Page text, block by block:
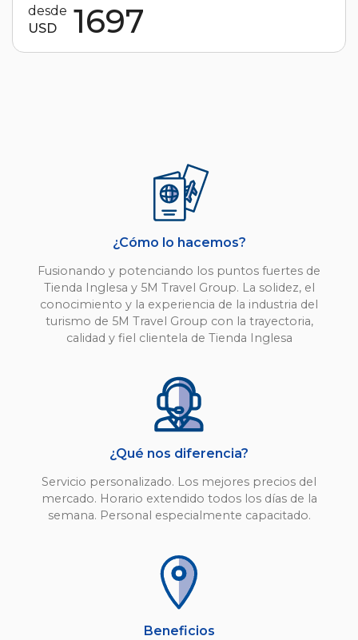
desde
USD
1697
¿Cómo lo hacemos?
Fusionando y potenciando los puntos fuertes de
Tienda Inglesa y 5M Travel Group. La solidez, el
conocimiento y la experiencia de la industria del
turismo de 5M Travel Group con la trayectoria,
calidad y fiel clientela de Tienda Inglesa
¿Qué nos diferencia?
Servicio personalizado. Los mejores precios del
mercado. Horario extendido todos los días de la
semana. Personal especialmente capacitado.
Beneficios